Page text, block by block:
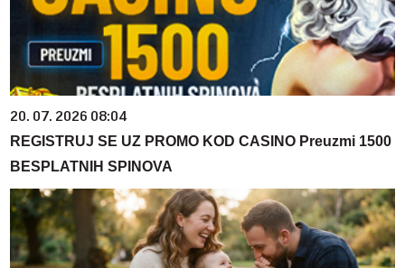
20. 07. 2026 08:04
REGISTRUJ SE UZ PROMO KOD CASINO Preuzmi 1500
BESPLATNIH SPINOVA